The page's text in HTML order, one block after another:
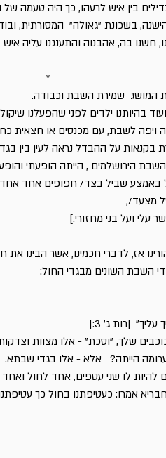
בין איש לרעהו, כך היה טעמה
בשכונת "גאולה" המסורתית,
חשנו בה, אהבנוה והתענגנו עליה
*
המושג שמירת השבת וכבודה.
ועוד בהיותנו ילדים לפני שהפעלנו
ויפה לשבת, עם מכנסים או חצאית
בקנאות על ההבדל נראה לעין בין
הירושלמים , הייתה הופעתי
באמצע שביל בצד/ חפופים אחד
מצעד/,
עלי ועל בני מחזורי.]
הורינו אז, לדברי חכמינו, אשר הבינו
השבת השונים מבגדי החול:
[רות ג' 3:]
שלך, "וסכת" - אלו מצוות
הייתה? אלא - אלו בגדי שבתא.
להיות לו שני עטפים, אחד לחול
אמרו: כעטיפתנו בחול כך